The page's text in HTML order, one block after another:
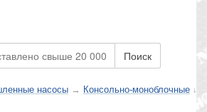
Поиск
насосы → Консольно-моноблочные ↓